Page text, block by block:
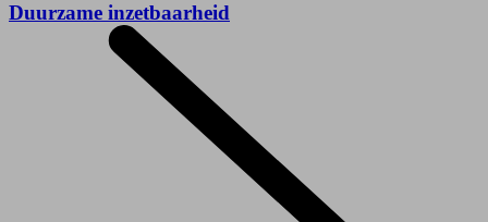
Duurzame inzetbaarheid